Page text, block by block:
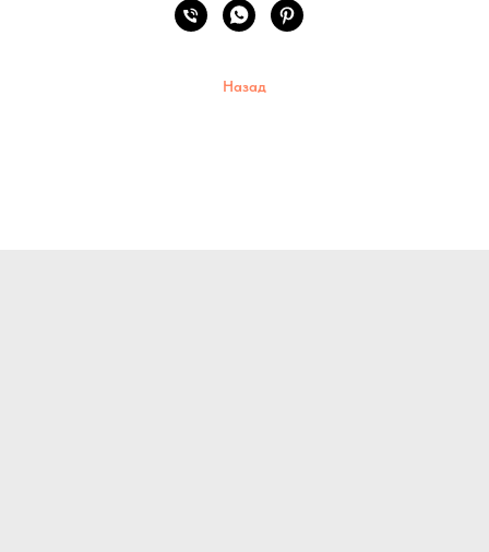
Назад